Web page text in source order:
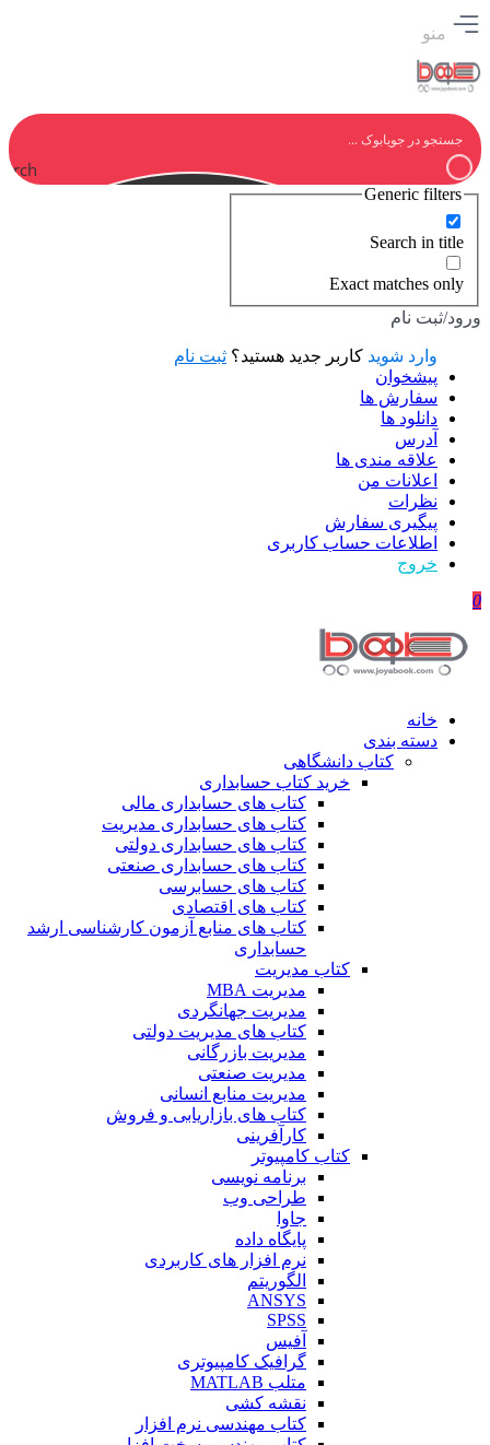
منو
Generic filters
Search in title
Exact matches only
ورود/ثبت نام
وارد شوید کاربر جدید هستید؟ ثبت نام
پیشخوان
سفارش ها
دانلود ها
آدرس
علاقه مندی ها
اعلانات من
نظرات
پیگیری سفارش
اطلاعات حساب كاربری
خروج
0
خانه
دسته بندی
کتاب دانشگاهی
خرید کتاب حسابداری
کتاب های حسابداری مالی
کتاب های حسابداری مدیریت
کتاب های حسابداری دولتی
کتاب های حسابداری صنعتی
کتاب های حسابرسی
کتاب های اقتصادی
کتاب های منابع آزمون کارشناسی ارشد
حسابداری
کتاب مدیریت
مدیریت MBA
مدیریت جهانگردی
کتاب های مدیریت دولتی
مدیریت بازرگانی
مدیریت صنعتی
مدیریت منابع انسانی
کتاب های بازاریابی و فروش
کارآفرینی
کتاب کامپیوتر
برنامه نویسی
طراحی وب
جاوا
پایگاه داده
نرم افزار های کاربردی
الگوریتم
ANSYS
SPSS
آفیس
گرافیک کامپیوتری
متلب MATLAB
نقشه کشی
کتاب مهندسی نرم افزار